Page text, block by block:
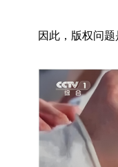
因此，版权问题